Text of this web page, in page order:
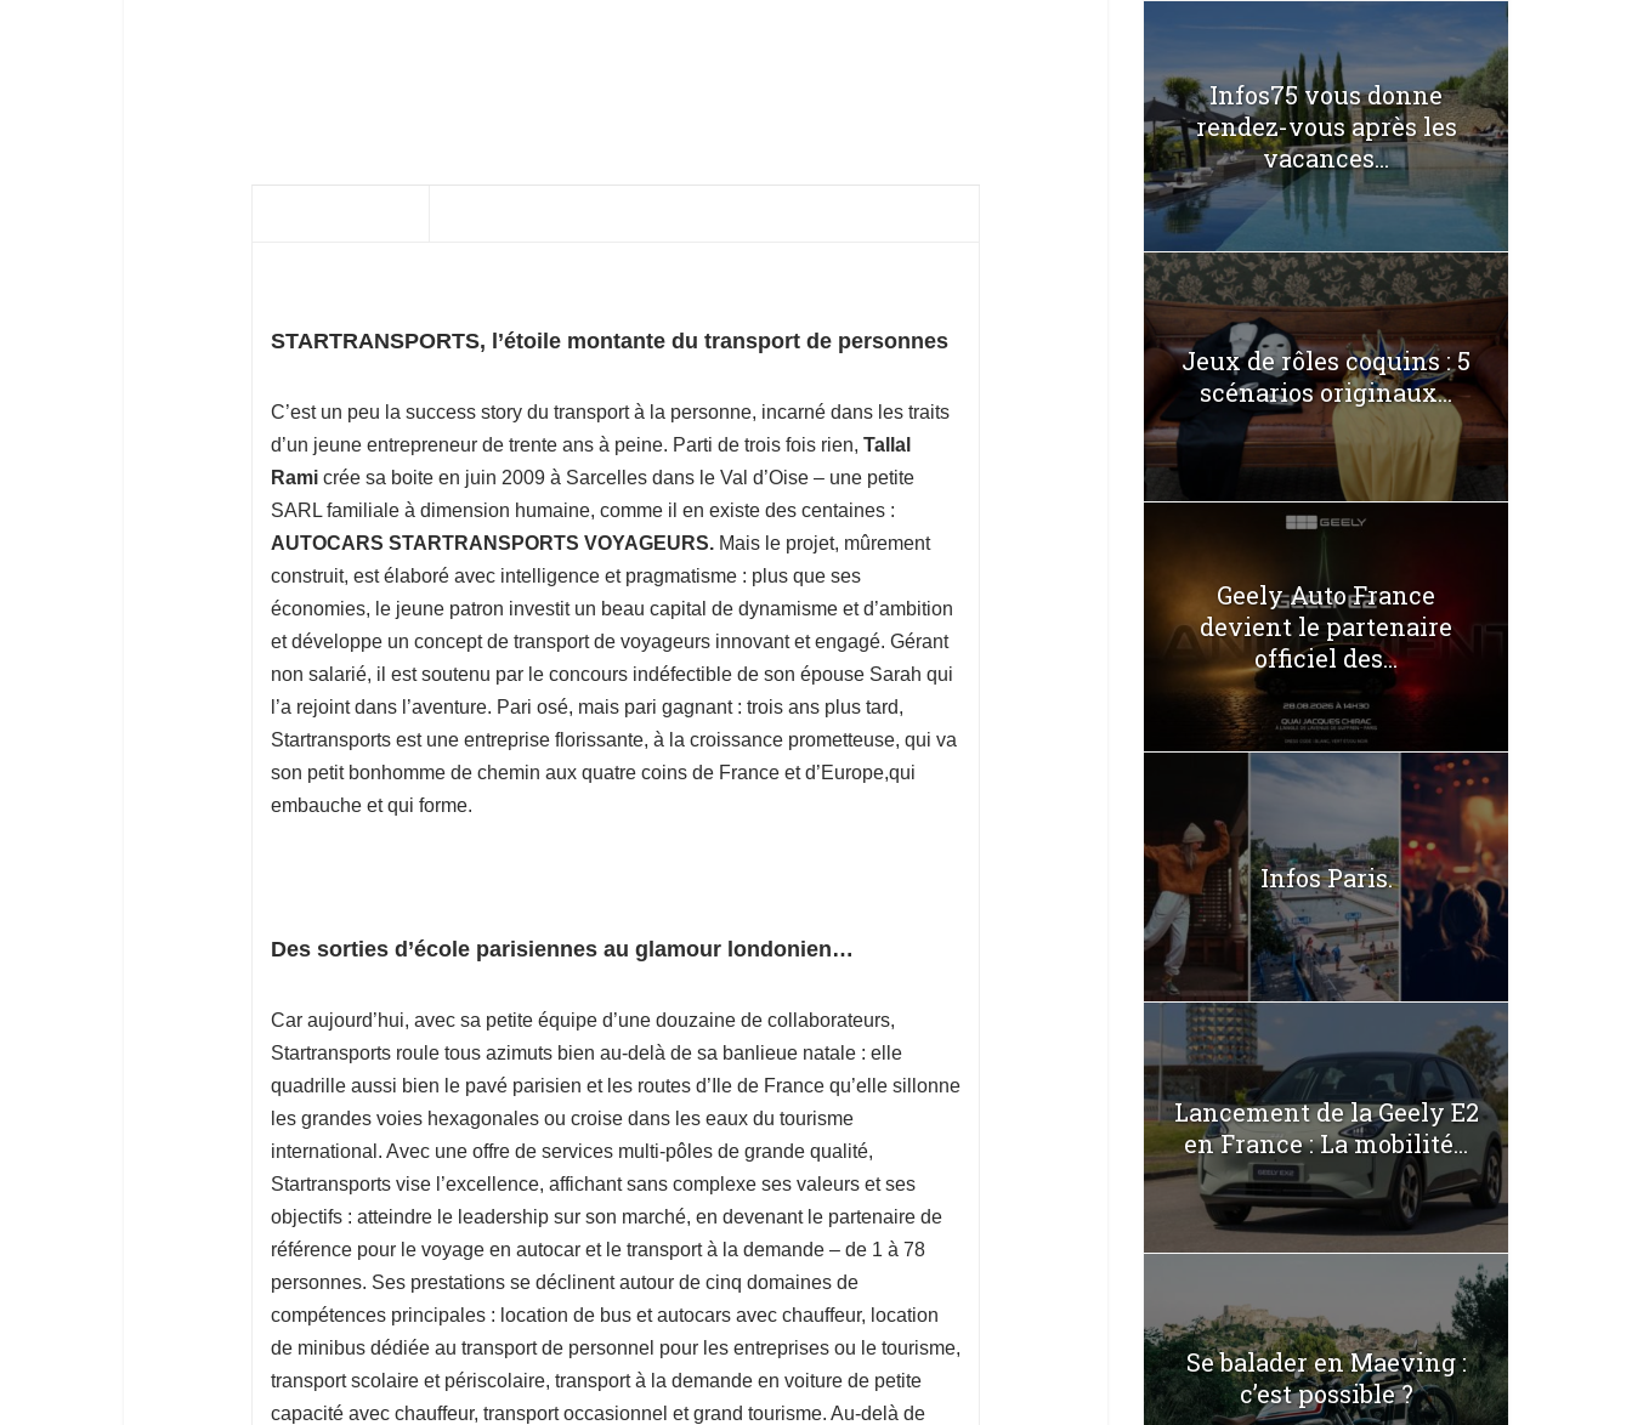
STARTRANSPORTS, l’étoile montante du transport de personnes
C’est un peu la success story du transport à la personne, incarné dans les traits
d’un jeune entrepreneur de trente ans à peine. Parti de trois fois rien, Tallal
Rami crée sa boite en juin 2009 à Sarcelles dans le Val d’Oise – une petite
SARL familiale à dimension humaine, comme il en existe des centaines :
AUTOCARS STARTRANSPORTS VOYAGEURS. Mais le projet, mûrement
construit, est élaboré avec intelligence et pragmatisme : plus que ses
économies, le jeune patron investit un beau capital de dynamisme et d’ambition
et développe un concept de transport de voyageurs innovant et engagé. Gérant
non salarié, il est soutenu par le concours indéfectible de son épouse Sarah qui
l’a rejoint dans l’aventure. Pari osé, mais pari gagnant : trois ans plus tard,
Startransports est une entreprise florissante, à la croissance prometteuse, qui va
son petit bonhomme de chemin aux quatre coins de France et d’Europe,qui
embauche et qui forme.
Des sorties d’école parisiennes au glamour londonien…
Car aujourd’hui, avec sa petite équipe d’une douzaine de collaborateurs,
Startransports roule tous azimuts bien au-delà de sa banlieue natale : elle
quadrille aussi bien le pavé parisien et les routes d’Ile de France qu’elle sillonne
les grandes voies hexagonales ou croise dans les eaux du tourisme
international. Avec une offre de services multi-pôles de grande qualité,
Startransports vise l’excellence, affichant sans complexe ses valeurs et ses
objectifs : atteindre le leadership sur son marché, en devenant le partenaire de
référence pour le voyage en autocar et le transport à la demande – de 1 à 78
personnes. Ses prestations se déclinent autour de cinq domaines de
compétences principales : location de bus et autocars avec chauffeur, location
de minibus dédiée au transport de personnel pour les entreprises ou le tourisme,
transport scolaire et périscolaire, transport à la demande en voiture de petite
capacité avec chauffeur, transport occasionnel et grand tourisme. Au-delà de
Infos75 vous donne
rendez-vous après les
vacances...
Jeux de rôles coquins : 5
scénarios originaux...
Geely Auto France
devient le partenaire
officiel des...
Infos Paris.
Lancement de la Geely E2
en France : La mobilité...
Se balader en Maeving :
c’est possible ?